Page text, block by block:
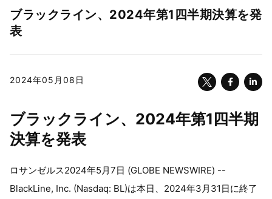
ブラックライン、2024年第1四半期決算を発
表
2024年05月08日
ブラックライン、2024年第1四半期
決算を発表
ロサンゼルス2024年5月7日 (GLOBE NEWSWIRE) --
BlackLine, Inc. (Nasdaq: BL)は本日、2024年3月31日に終了